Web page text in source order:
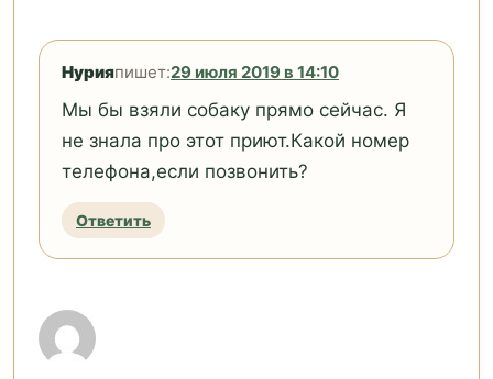
Нурияпишет:29 июля 2019 в 14:10
Мы бы взяли собаку прямо сейчас. Я
не знала про этот приют.Какой номер
телефона,если позвонить?
Ответить